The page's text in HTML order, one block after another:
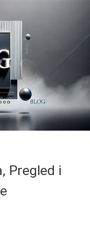
Pregled i